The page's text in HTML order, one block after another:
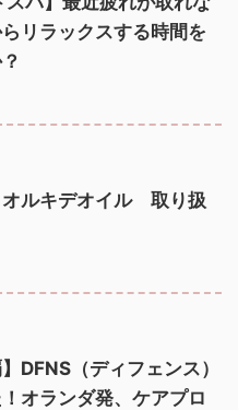
リラックスする時間を
ルキデオイル 取り扱
DFNS（ディフェンス）
オランダ発、ケアプロ